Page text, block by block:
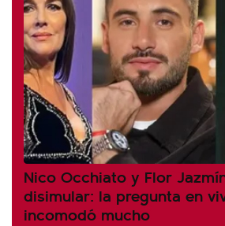
Nico Occhiato y Flor
disimular: la pregunta en
incomodó mucho